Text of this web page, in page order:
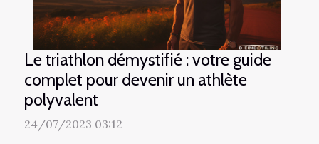
Le triathlon démystifié : votre guide
complet pour devenir un athlète
polyvalent
24/07/2023 03:12